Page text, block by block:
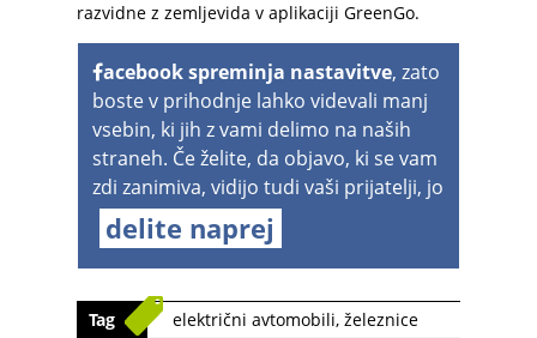
razvidne z zemljevida v aplikaciji GreenGo.
acebook spreminja nastavitve, zato
boste v prihodnje lahko videvali manj
vsebin, ki jih z vami delimo na naših
straneh. Če želite, da objavo, ki se vam
zdi zanimiva, vidijo tudi vaši prijatelji, jo
delite naprej
Tag električni avtomobili, železnice